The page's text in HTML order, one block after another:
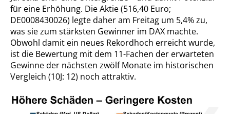
für eine Erhöhung. Die Aktie (516,40 Euro;
DE0008430026) legte daher am Freitag um 5,4% zu,
was sie zum stärksten Gewinner im DAX machte.
Obwohl damit ein neues Rekordhoch erreicht wurde,
ist die Bewertung mit dem 11-Fachen der erwarteten
Gewinne der nächsten zwölf Monate im historischen
Vergleich (10J: 12) noch attraktiv.